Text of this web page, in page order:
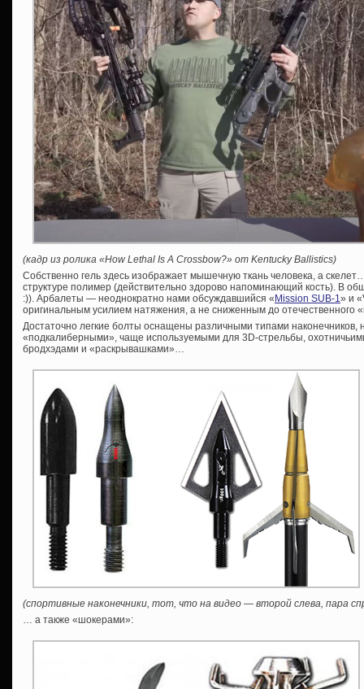
(кадр из ролика «How Lethal Is A Crossbow?» от Kentucky Ballistics)
Собственно гель здесь изображает мышечную ткань человека, а
структуре полимер (действительно здорово напоминающий кость). В
:)). Арбалеты — неоднократно нами обсуждавшийся « Mission SUB-1» и
оригинальным усилием натяжения, а не сниженным до отечественного
Достаточно легкие болты оснащены различными типами
«подкалиберными», чаще используемыми для 3D-стрельбы,
бродхэдами и «раскрывашками»…
(спортивные наконечники, тот, что на видео — второй слева, пара
… а также «шокерами»: